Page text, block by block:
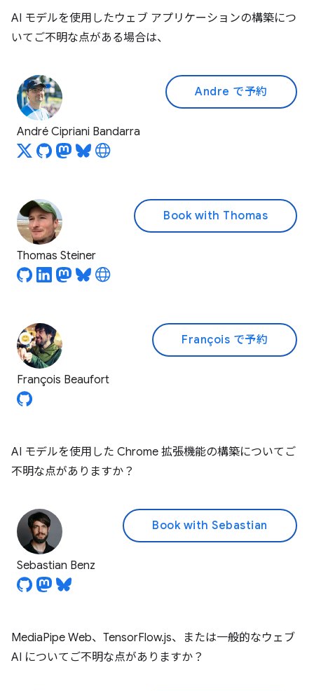
AI モデルを使用したウェブ アプリケーションの構築につ
いてご不明な点がある場合は、
André Cipriani Bandarra
Andre で予約
Thomas Steiner
Book with Thomas
François Beaufort
François で予約
AI モデルを使用した Chrome 拡張機能の構築についてご
不明な点がありますか？
Sebastian Benz
Book with Sebastian
MediaPipe Web、TensorFlow.js、または一般的なウェブ
AI についてご不明な点がありますか？